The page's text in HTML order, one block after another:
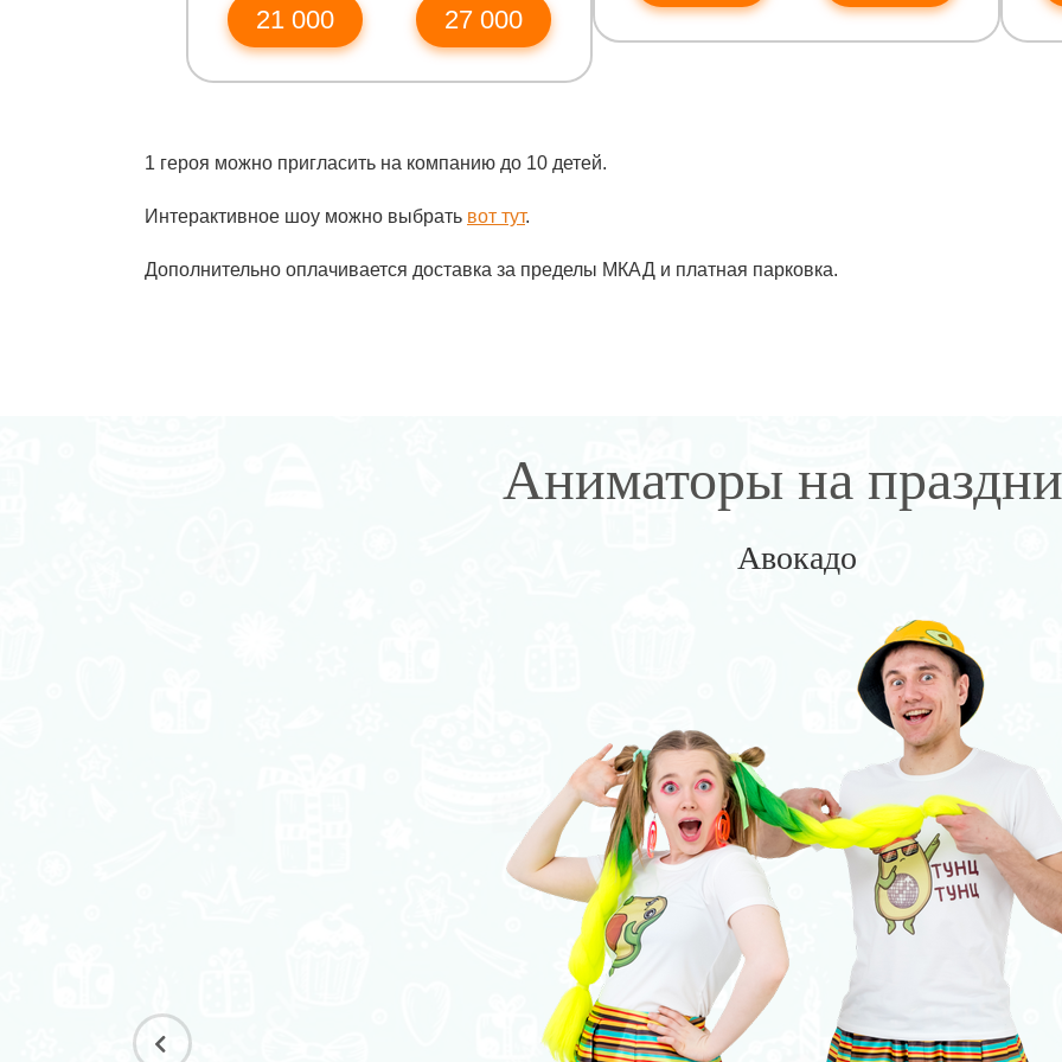
21 000 27 000
1 героя можно пригласить на компанию до 10 детей.
Интерактивное шоу можно выбрать вот тут.
Дополнительно оплачивается доставка за пределы МКАД и платная парковка.
Аниматоры на
Авокадо